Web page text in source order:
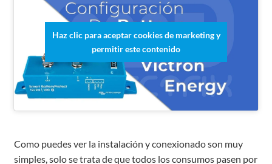
Haz clic para aceptar cookies de marketing y
permitir este contenido
Como puedes ver la instalación y conexionado son muy
simples, solo se trata de que todos los consumos pasen por